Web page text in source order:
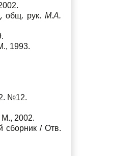
общ. рук. М.А.
1993.
№12.
М., 2002.
сборник / Отв.